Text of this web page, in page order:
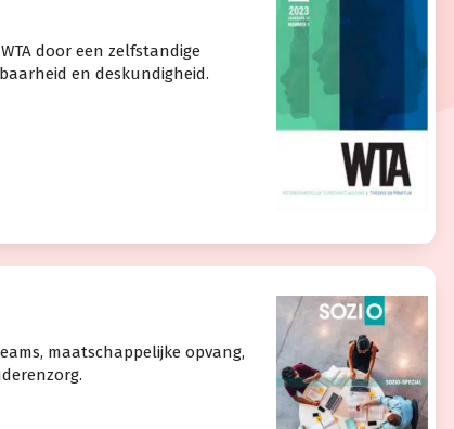
door een zelfstandige
en deskundigheid.
maatschappelijke opvang,